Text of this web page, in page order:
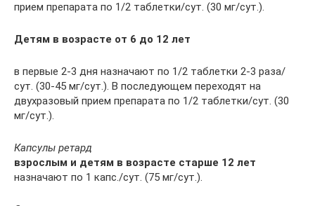
прием препарата по 1/2 таблетки/сут. (30 мг/сут.).
Детям в возрасте от 6 до 12 лет
в первые 2-3 дня назначают по 1/2 таблетки 2-3 раза/
сут. (30-45 мг/сут.). В последующем переходят на
двухразовый прием препарата по 1/2 таблетки/сут. (30
мг/сут.).
Капсулы ретард
взрослым и детям в возрасте старше 12 лет
назначают по 1 капс./сут. (75 мг/сут.).